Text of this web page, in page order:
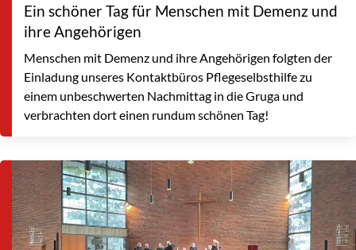
Ein schöner Tag für Menschen mit Demenz und
ihre Angehörigen
Menschen mit Demenz und ihre Angehörigen folgten der
Einladung unseres Kontaktbüros Pflegeselbsthilfe zu
einem unbeschwerten Nachmittag in die Gruga und
verbrachten dort einen rundum schönen Tag!